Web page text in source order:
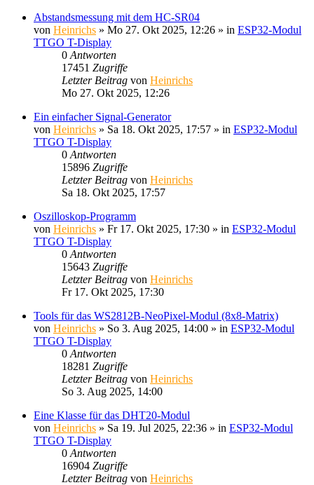
Abstandsmessung mit dem HC-SR04
von Heinrichs » Mo 27. Okt 2025, 12:26 » in ESP32-Modul
TTGO T-Display
0 Antworten
17451 Zugriffe
Letzter Beitrag von Heinrichs
Mo 27. Okt 2025, 12:26
Ein einfacher Signal-Generator
von Heinrichs » Sa 18. Okt 2025, 17:57 » in ESP32-Modul
TTGO T-Display
0 Antworten
15896 Zugriffe
Letzter Beitrag von Heinrichs
Sa 18. Okt 2025, 17:57
Oszilloskop-Programm
von Heinrichs » Fr 17. Okt 2025, 17:30 » in ESP32-Modul
TTGO T-Display
0 Antworten
15643 Zugriffe
Letzter Beitrag von Heinrichs
Fr 17. Okt 2025, 17:30
Tools für das WS2812B-NeoPixel-Modul (8x8-Matrix)
von Heinrichs » So 3. Aug 2025, 14:00 » in ESP32-Modul
TTGO T-Display
0 Antworten
18281 Zugriffe
Letzter Beitrag von Heinrichs
So 3. Aug 2025, 14:00
Eine Klasse für das DHT20-Modul
von Heinrichs » Sa 19. Jul 2025, 22:36 » in ESP32-Modul
TTGO T-Display
0 Antworten
16904 Zugriffe
Letzter Beitrag von Heinrichs